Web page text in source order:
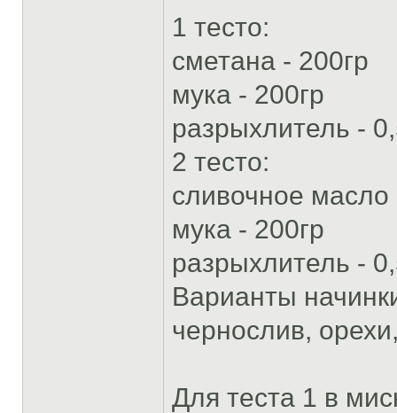
1 тесто:
сметана - 200гр
мука - 200гр
разрыхлитель -
2 тесто:
сливочное масло
мука - 200гр
разрыхлитель -
Варианты
чернослив,
Для теста 1 в